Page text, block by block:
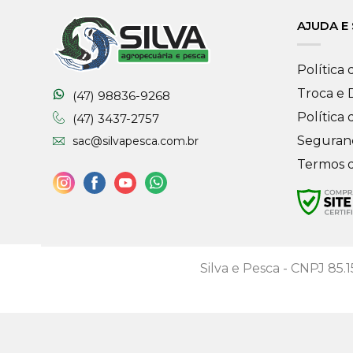
(47) 98836-9268
(47) 3437-2757
sac@silvapesca.com.br
AJUDA E
Política
Troca e
Política
Termos
Silva e Pesca - CNPJ